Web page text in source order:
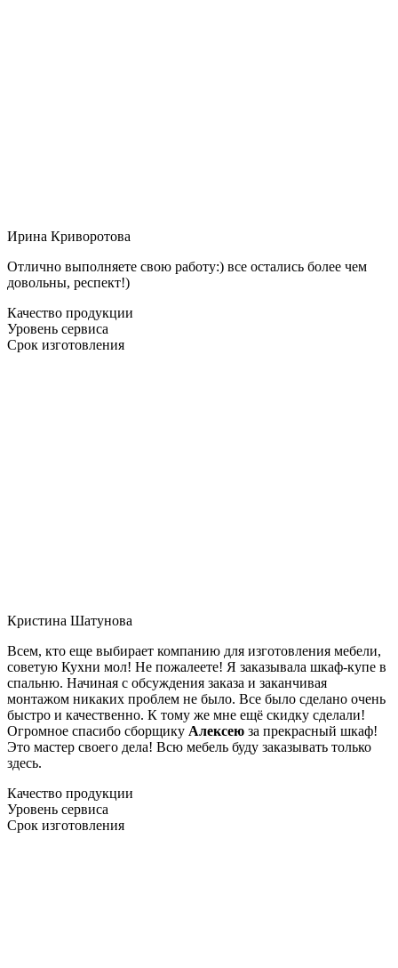
Ирина Криворотова
Отлично выполняете свою работу:) все остались более чем
довольны, респект!)
Качество продукции
Уровень сервиса
Срок изготовления
Кристина Шатунова
Всем, кто еще выбирает компанию для изготовления мебели,
советую Кухни мол! Не пожалеете! Я заказывала шкаф-купе в
спальню. Начиная с обсуждения заказа и заканчивая
монтажом никаких проблем не было. Все было сделано очень
быстро и качественно. К тому же мне ещё скидку сделали!
Огромное спасибо сборщику Алексею за прекрасный шкаф!
Это мастер своего дела! Всю мебель буду заказывать только
здесь.
Качество продукции
Уровень сервиса
Срок изготовления